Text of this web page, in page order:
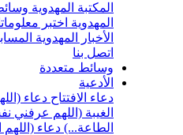
المكتبة المهدوية
المهدوية اختبر
الأخبار المهدوية
اتصل بنا
وسائط متعددة
الأدعية
دعاء الافتتاح دعاء
الغيبة (اللهم عرفني
الطاعة...) دعاء